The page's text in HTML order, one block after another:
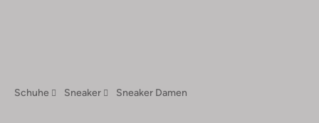
Schuhe Sneaker Sneaker Damen